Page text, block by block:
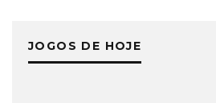
JOGOS DE HOJE